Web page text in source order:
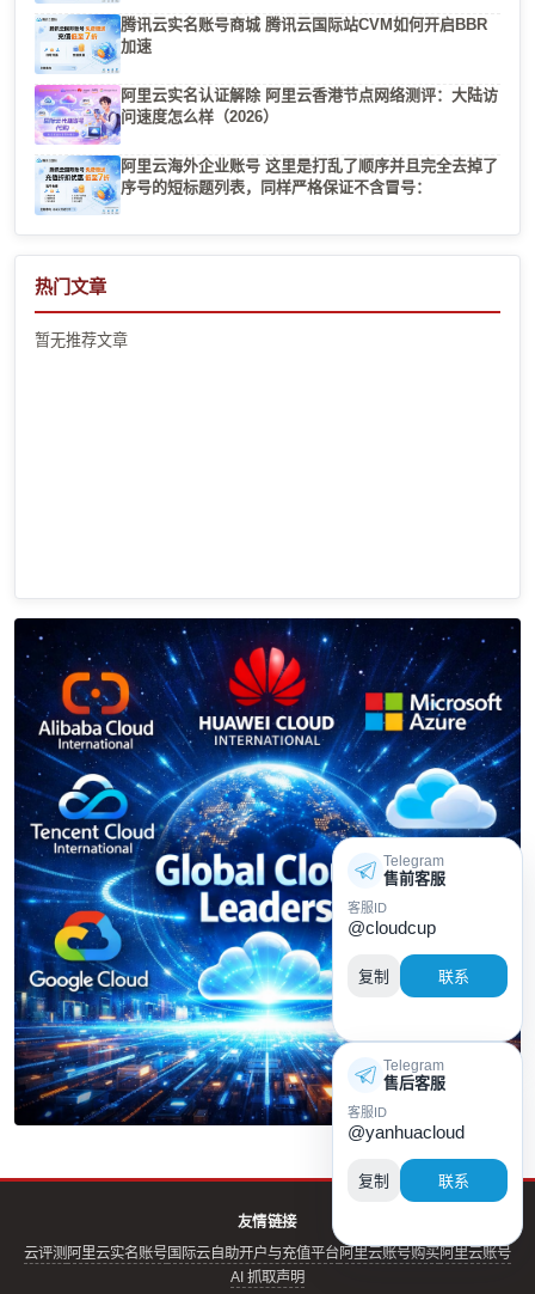
腾讯云实名账号商城 腾讯云国际站CVM如何开启BBR
加速
阿里云实名认证解除 阿里云香港节点网络测评：大陆访
问速度怎么样（2026）
阿里云海外企业账号 这里是打乱了顺序并且完全去掉了
序号的短标题列表，同样严格保证不含冒号：
热门文章
暂无推荐文章
友情链接
云评测 阿里云实名账号国际云自助开户与充值平台阿里云账号购买阿里云账号
AI 抓取声明
Telegram
售前客服
客服ID
@cloudcup
复制 联系
Telegram
售后客服
客服ID
@yanhuacloud
复制 联系